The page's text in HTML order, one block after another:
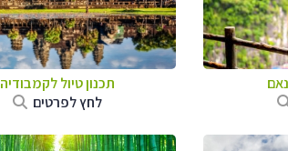
תכנון טיוללקמבודיה
לחץ לפרטים